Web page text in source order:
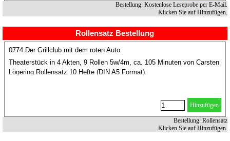
Bestellung: Kostenlose Leseprobe per E-Mail.
Klicken Sie auf Hinzufügen.
Rollensatz Bestellung
0774 Der Grillclub mit dem roten Auto
Theaterstück in 4 Akten, 9 Rollen 5w/4m, ca. 105 Minuten von Carsten
Lögering.Rollensatz 10 Hefte (DIN A5 Format).
Hinzufügen
Bestellung: Rollensatz
Klicken Sie auf Hinzufügen.